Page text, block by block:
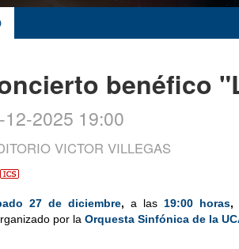
benéfico
12-2025 19:00
VICTOR VILLEGAS
27 de diciembre,a las 19:00 horas,
por la Orquesta Sinfónica de la